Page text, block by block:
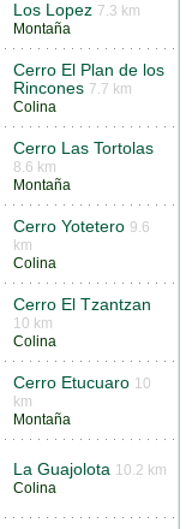
Los Lopez 7.3 km
Montaña
Cerro El Plan de los
Rincones 7.7 km
Colina
Cerro Las Tortolas
8.6 km
Montaña
Cerro Yotetero 9.6
km
Colina
Cerro El Tzantzan
10 km
Colina
Cerro Etucuaro 10
km
Montaña
La Guajolota 10.2 km
Colina